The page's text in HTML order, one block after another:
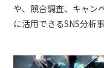
お役立ちコンテンツ
トレンドレポート
や、競合調査、キャン
に活用できるSNS分析